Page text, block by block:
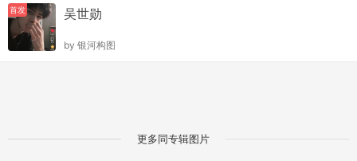
首发 吴世勋
by 银河构图
更多同专辑图片